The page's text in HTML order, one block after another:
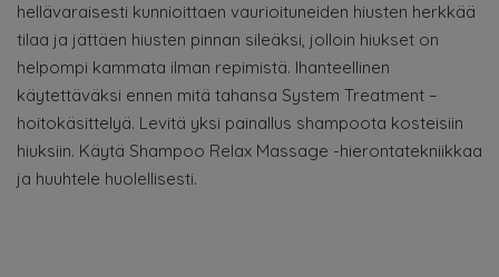
hellävaraisesti kunnioittaen vaurioituneiden hiusten herkkää
tilaa ja jättäen hiusten pinnan sileäksi, jolloin hiukset on
helpompi kammata ilman repimistä. Ihanteellinen
käytettäväksi ennen mitä tahansa System Treatment –
hoitokäsittelyä. Levitä yksi painallus shampoota kosteisiin
hiuksiin. Käytä Shampoo Relax Massage -hierontatekniikkaa
ja huuhtele huolellisesti.